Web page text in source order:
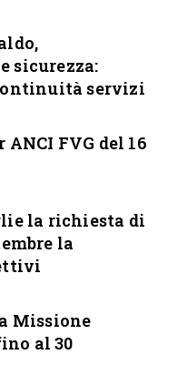
sicurezza:
servizi
ANCI FVG del 16
la richiesta di
la
Missione
al 30